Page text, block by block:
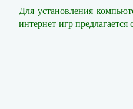
Для установления
интернет-игр предлагается